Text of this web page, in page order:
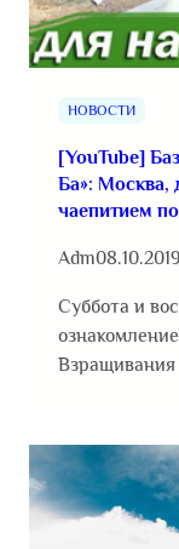
НОВОСТИ
[YouTube]
Ба»: Москва,
чаепитием
Adm08.10.2019
Суббота и